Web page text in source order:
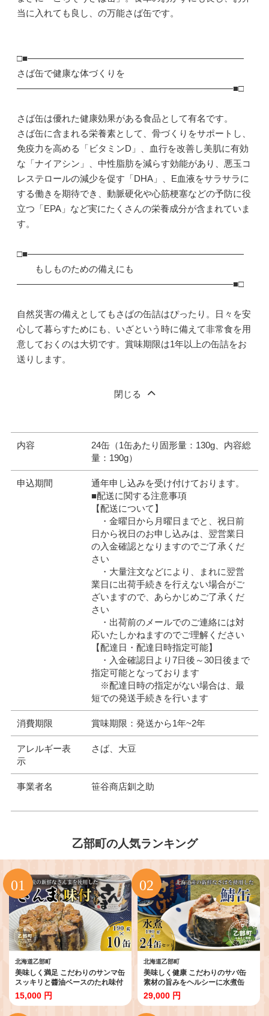
当に入れても良し、の万能さば缶です。
□■――――――――――――――――――――――――
さば缶で健康な体づくりを
――――――――――――――――――――――――■□
さば缶は優れた健康効果がある食品として有名です。
さば缶に含まれる栄養素として、骨づくりをサポートし、
免疫力を高める「ビタミンD」、血行を改善し美肌に有効
な「ナイアシン」、中性脂肪を減らす効能があり、悪玉コ
レステロールの減少を促す「DHA」、E血液をサラサラに
する働きを期待でき、動脈硬化や心筋梗塞などの予防に役
立つ「EPA」など実にたくさんの栄養成分が含まれていま
す。
□■――――――――――――――――――――――――
もしものための備えにも
――――――――――――――――――――――――■□
自然災害の備えとしてもさばの缶詰はぴったり。日々を安
心して暮らすためにも、いざという時に備えて非常食を用
意しておくのは大切です。賞味期限は1年以上の缶詰をお
送りします。
閉じる
内容
24缶（1缶あたり固形量：130g、内容総
量：190g）
申込期間
通年申し込みを受け付けております。
■配送に関する注意事項
【配送について】
・金曜日から月曜日までと、祝日前
日から祝日のお申し込みは、翌営業日
の入金確認となりますのでご了承くだ
さい
・大量注文などにより、まれに翌営
業日に出荷手続きを行えない場合がご
ざいますので、あらかじめご了承くだ
さい
・出荷前のメールでのご連絡には対
応いたしかねますのでご理解ください
【配達日・配達日時指定可能】
・入金確認日より7日後～30日後まで
指定可能となっております
※配達日時の指定がない場合は、最
短での発送手続きを行います
消費期限 賞味期限：発送から1年~2年
アレルギー表
示
さば、大豆
事業者名 笹谷商店釧之助
乙部町の人気ランキング
北海道乙部町
美味しく満足 こだわりのサンマ缶
スッキリと醬油ベースのたれ味付
き【笹谷商店さんま味付：10缶】
＜ 家族で10缶 スピード出荷 さん
ま缶 190g 北海道 国産 北海道産
15,000 円
北海道乙部町
美味しく健康 こだわりのサバ缶
素材の旨みをヘルシーに水煮缶
【笹谷商店さば水煮缶：24缶】＜
スピード発送 たっぷり24缶 さば
缶 サバ缶 190g 北海道 国産 北海
29,000 円